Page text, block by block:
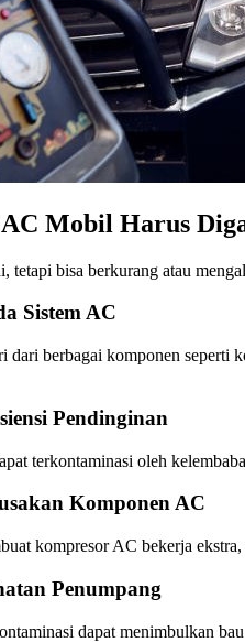
Mobil Harus
tetapi bisa berkurang atau
Sistem AC
dari berbagai komponen seperti
Pendinginan
terkontaminasi oleh
Komponen AC
kompresor AC bekerja
Penumpang
dapat menimbulkan